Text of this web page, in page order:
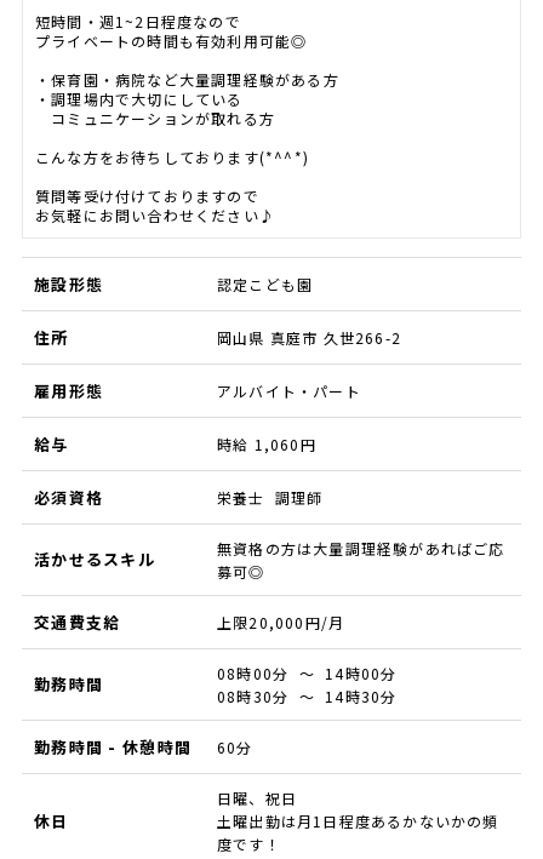
短時間・週1~2日程度なので
プライベートの時間も有効利用可能◎
・保育園・病院など大量調理経験がある方
・調理場内で大切にしている
コミュニケーションが取れる方
こんな方をお待ちしております(*^^*)
質問等受け付けておりますので
お気軽にお問い合わせください♪
施設形態 認定こども園
住所 岡山県 真庭市 久世266-2
雇用形態 アルバイト・パート
給与 時給 1,060円
必須資格 栄養士 調理師
活かせるスキル
無資格の方は大量調理経験があればご応
募可◎
交通費支給 上限20,000円/月
勤務時間
08時00分 ～ 14時00分
08時30分 ～ 14時30分
勤務時間 - 休憩時間 60分
休日
日曜、祝日
土曜出勤は月1日程度あるかないかの頻
度です！